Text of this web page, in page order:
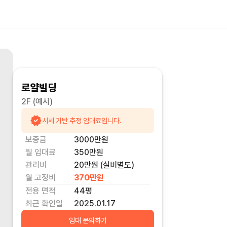
로얄빌딩
2F (예시)
시세 기반 추정 임대료입니다.
보증금 3000만원
월 임대료
350만원
관리비
20만원 (실비별도)
월 고정비
370만원
전용 면적
44평
최근 확인일
2025.01.17
임대 문의하기